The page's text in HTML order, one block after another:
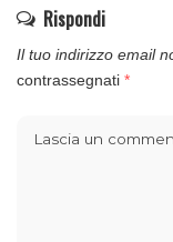
Rispondi
Il tuo indirizzo email
contrassegnati *